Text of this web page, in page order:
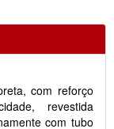
com reforço
revestida
com tubo